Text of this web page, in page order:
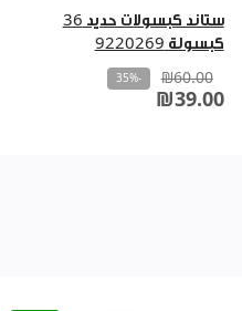
ستاند كبسولات حديد 36
كبسولة 9220269
₪60.00
-35%
₪39.00